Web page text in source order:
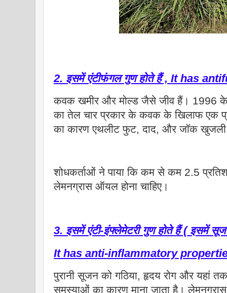
2. इसमें एंटीफंगल गुण होते हैं , It has
कवक खमीर और मोल्ड जैसे जीव हैं। 1996
का तेल चार प्रकार के कवक के खिलाफ एक
का कारण एथलीट फुट, दाद, और जॉक
शोधकर्ताओं ने पाया कि कम से कम 2.5
लेमनग्रास ऑयल होना चाहिए।
3. इसमें एंटी-इंफ्लेमेटरी गुण होते हैं ( इसमें
It has anti-inflammatory
पुरानी सूजन को गठिया, हृदय रोग और यहां
समस्याओं का कारण माना जाता है।